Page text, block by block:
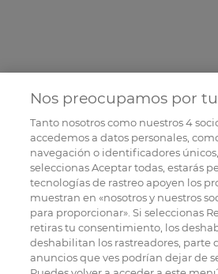
Nos preocupamos por
Tanto nosotros como nuestros4
accedemos a datos personales,
navegación o identificadores
seleccionas Aceptar todas, estarás
tecnologías de rastreo apoyen los
muestran en «nosotros y nuestros
para proporcionar». Si seleccionas
retiras tu consentimiento, los
deshabilitan los rastreadores, parte
anuncios que ves podrían dejar de